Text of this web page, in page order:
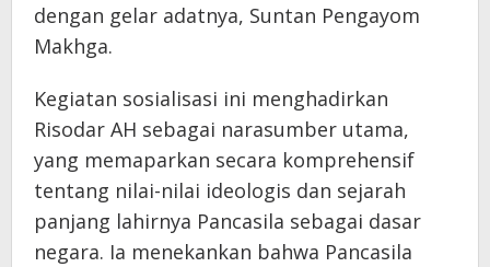
dengan gelar adatnya, Suntan Pengayom
Makhga.
Kegiatan sosialisasi ini menghadirkan
Risodar AH sebagai narasumber utama,
yang memaparkan secara komprehensif
tentang nilai-nilai ideologis dan sejarah
panjang lahirnya Pancasila sebagai dasar
negara. Ia menekankan bahwa Pancasila